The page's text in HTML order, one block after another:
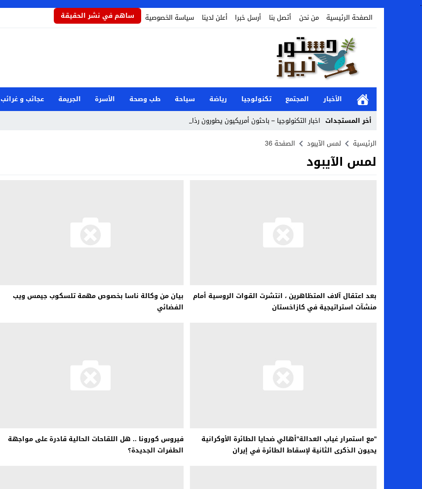
.
الصفحة الرئيسية
من نحن أتصل بنا أرسل خبرا أعلن لدينا سياسة الخصوصية ساهم في نشر الحقيقة
الأخبار المجتمع تكنولوجيا رياضة سياحة طب وصحة الأسرة الجريمة عجائب و غرائب
أخر المستجدات اخبار التكنولوجيا – باحثون أمريكيون يطورون رذاذاً ي _
Stop
Previous
الرئيسية لمس الآيبود الصفحة 36
لمس الآيبود
بعد اعتقال آلاف المتظاهرين ، انتشرت القوات الروسية أمام
منشآت استراتيجية في كازاخستان
بيان من وكالة ناسا بخصوص مهمة تلسكوب جيمس ويب
الفضائي
"مع استمرار غياب العدالة"أهالي ضحايا الطائرة الأوكرانية
يحيون الذكرى الثانية لإسقاط الطائرة في إيران
فيروس كورونا .. هل اللقاحات الحالية قادرة على مواجهة
الطفرات الجديدة؟